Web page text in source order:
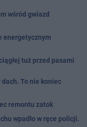
wśród gwiazd
energetycznym
tuż przed pasami
dach. To nie koniec
remontu zatok
wpadło w ręce policji.